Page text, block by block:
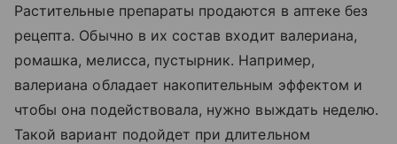
Растительные препараты продаются в аптеке без
рецепта. Обычно в их состав входит валериана,
ромашка, мелисса, пустырник. Например,
валериана обладает накопительным эффектом и
чтобы она подействовала, нужно выждать неделю.
Такой вариант подойдет при длительном